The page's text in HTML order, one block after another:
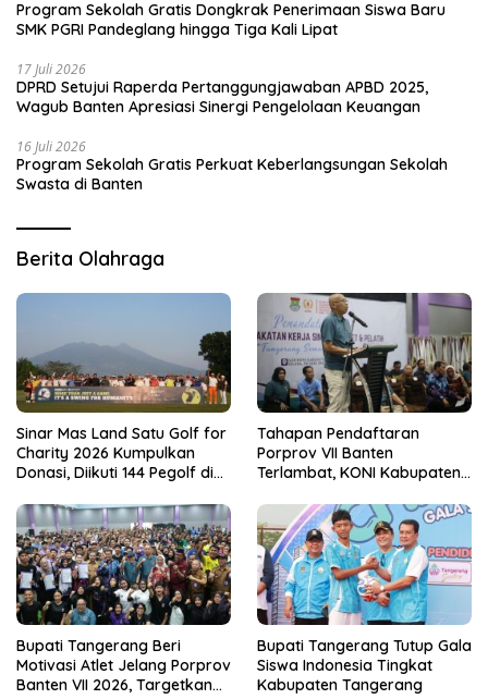
Program Sekolah Gratis Dongkrak Penerimaan Siswa Baru
SMK PGRI Pandeglang hingga Tiga Kali Lipat
17 Juli 2026
DPRD Setujui Raperda Pertanggungjawaban APBD 2025,
Wagub Banten Apresiasi Sinergi Pengelolaan Keuangan
16 Juli 2026
Program Sekolah Gratis Perkuat Keberlangsungan Sekolah
Swasta di Banten
Berita Olahraga
Sinar Mas Land Satu Golf for
Charity 2026 Kumpulkan
Donasi, Diikuti 144 Pegolf di
Tahapan Pendaftaran
Porprov VII Banten
Terlambat, KONI Kabupaten
Kesiapan Panitia
Bupati Tangerang Beri
Motivasi Atlet Jelang Porprov
Banten VII 2026, Targetkan
Bupati Tangerang Tutup Gala
Siswa Indonesia Tingkat
Kabupaten Tangerang